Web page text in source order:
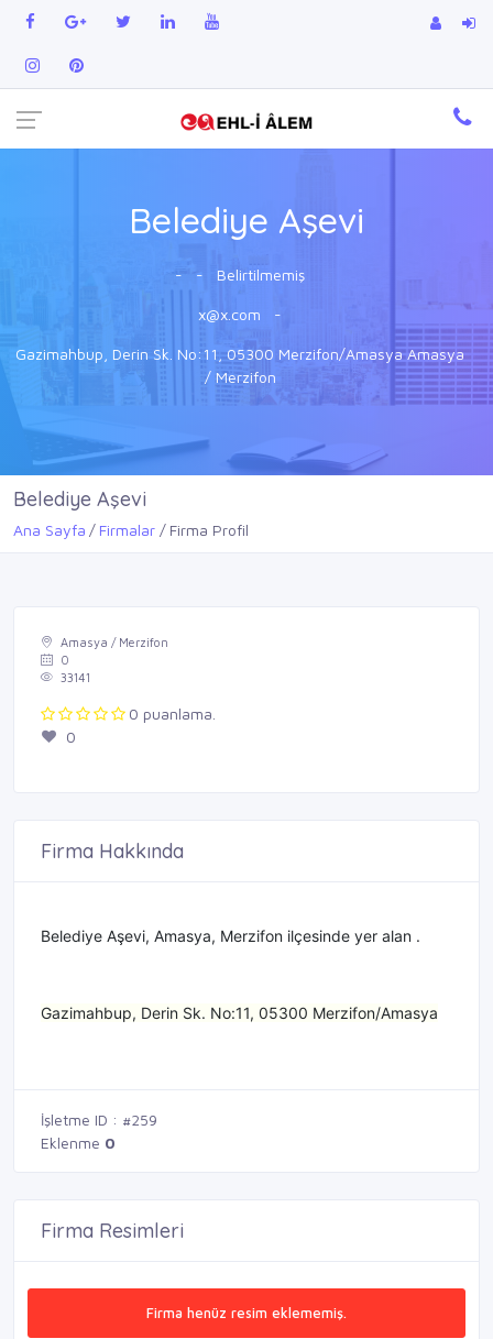
Belediye Aşevi
- - Belirtilmemiş
x@x.com -
Gazimahbup, Derin Sk. No:11, 05300 Merzifon/Amasya Amasya
/ Merzifon
Belediye Aşevi
Ana Sayfa Firmalar Firma Profil
Amasya / Merzifon
0
33141
0 puanlama.
0
Firma Hakkında
Belediye Aşevi, Amasya, Merzifon ilçesinde yer alan .
Gazimahbup, Derin Sk. No:11, 05300 Merzifon/Amasya
İşletme ID : #259
Eklenme 0
Firma Resimleri
Firma henüz resim eklememiş.